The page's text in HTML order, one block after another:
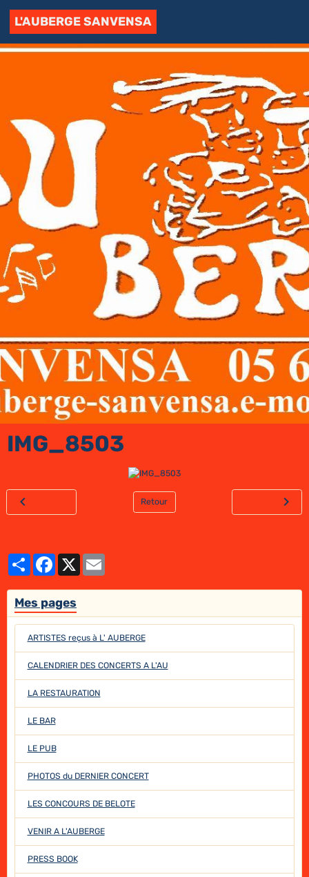
L'AUBERGE SANVENSA
IMG_8503
Retour
PartagerFacebook
X
Mes pages
ARTISTES reçus à L' AUBERGE
CALENDRIER DES CONCERTS A L'AU
LA RESTAURATION
LE BAR
LE PUB
PHOTOS du DERNIER CONCERT
LES CONCOURS DE BELOTE
VENIR A L'AUBERGE
PRESS BOOK